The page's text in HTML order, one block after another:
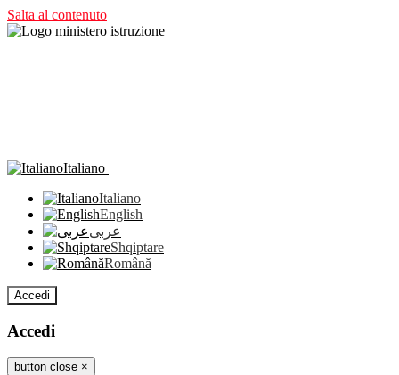
Salta al contenuto
Italiano
Italiano
English
عربى
Shqiptare
Română
Accedi
Accedi
button close ×